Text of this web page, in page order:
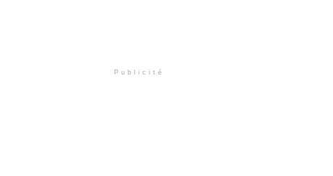
Publicité